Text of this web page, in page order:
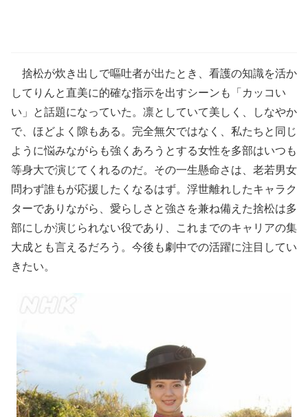
捨松が炊き出しで嘔吐者が出たとき、看護の知識を活か
してりんと直美に的確な指示を出すシーンも「カッコい
い」と話題になっていた。凛としていて美しく、しなやか
で、ほどよく隙もある。完全無欠ではなく、私たちと同じ
ように悩みながらも強くあろうとする女性を多部はいつも
等身大で演じてくれるのだ。その一生懸命さは、老若男女
問わず誰もが応援したくなるはず。浮世離れしたキャラク
ターでありながら、愛らしさと強さを兼ね備えた捨松は多
部にしか演じられない役であり、これまでのキャリアの集
大成とも言えるだろう。今後も劇中での活躍に注目してい
きたい。